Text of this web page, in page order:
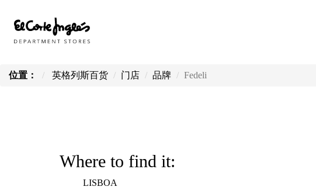
位置： 英格列斯百货 门店 品牌 Fedeli
Where to find it:
LISBOA